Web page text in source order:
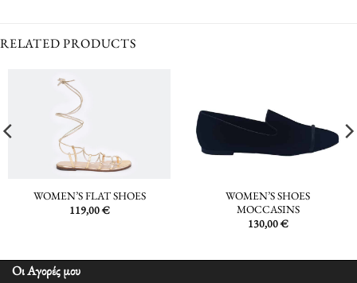
RELATED PRODUCTS
WOMEN’S FLAT SHOES
119,00€
WOMEN’S SHOES
MOCCASINS
130,00€
Οι Αγορές μου